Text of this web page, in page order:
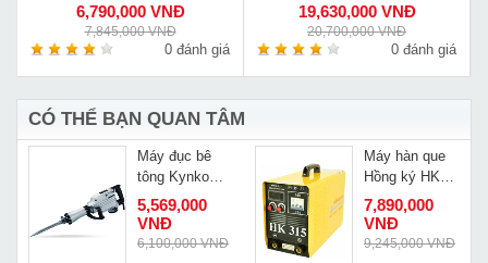
6,790,000 VNĐ
7,845,000 VNĐ
0 đánh giá
19,630,000 VNĐ
20,700,000 VNĐ
0 đánh giá
CÓ THỂ BẠN QUAN TÂM
Máy đục bê
tông Kynko
Z1G-KD52-150
5,569,000
VNĐ
6,100,000 VNĐ
Máy hàn que
Hồng ký HK
315-3P380V
7,890,000
VNĐ
9,245,000 VNĐ